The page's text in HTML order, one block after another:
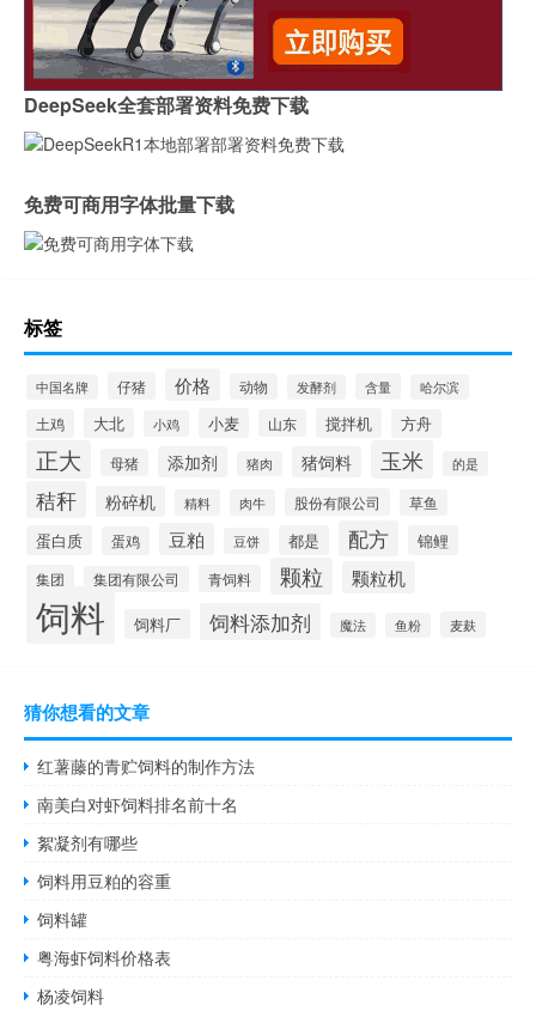
DeepSeek全套部署资料免费下载
免费可商用字体批量下载
标签
中国名牌 仔猪 价格 动物 发酵剂 含量 哈尔滨
土鸡 大北 小鸡 小麦 山东 搅拌机 方舟
正大 母猪 添加剂 猪肉 猪饲料 玉米 的是
秸秆 粉碎机 精料 肉牛 股份有限公司 草鱼
蛋白质 蛋鸡 豆粕 豆饼 都是 配方 锦鲤
集团 集团有限公司 青饲料 颗粒 颗粒机
饲料 饲料厂 饲料添加剂 魔法 鱼粉 麦麸
猜你想看的文章
红薯藤的青贮饲料的制作方法
南美白对虾饲料排名前十名
絮凝剂有哪些
饲料用豆粕的容重
饲料罐
粤海虾饲料价格表
杨凌饲料